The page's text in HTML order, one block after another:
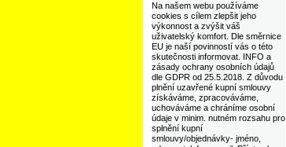
Na našem webu používáme
cookies s cílem zlepšit jeho
výkonnost a zvýšit váš
uživatelský komfort. Dle směrnice
EU je naší povinností vás o této
skutečnosti informovat. INFO a
zásady ochrany osobních údajů
dle GDPR od 25.5.2018. Z důvodu
plnění uzavřené kupní smlouvy
získáváme, zpracováváme,
uchováváme a chráníme osobní
údaje v minim. nutném rozsahu pro
splnění kupní
smlouvy/objednávky- jméno,